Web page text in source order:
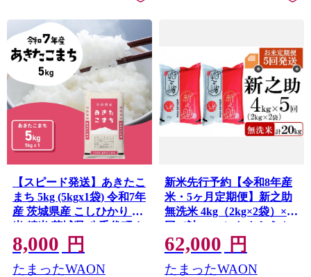
【スピード発送】あきたこ
まち 5kg (5kgx1袋) 令和7年
産 茨城県産 こしひかり 白
米 精米 茨城県 八千代町 お
米 米 [RA092yai]
8,000 円
たまったWAON
新米先行予約【令和8年産
米・5ヶ月定期便】新之助
無洗米 4kg（2kg×2袋）×5
回（計 20kg）ヤタらうん
めぇお米 水田環境鑑定士
在籍 しんのすけ[Y0183]
62,000 円
たまったWAON